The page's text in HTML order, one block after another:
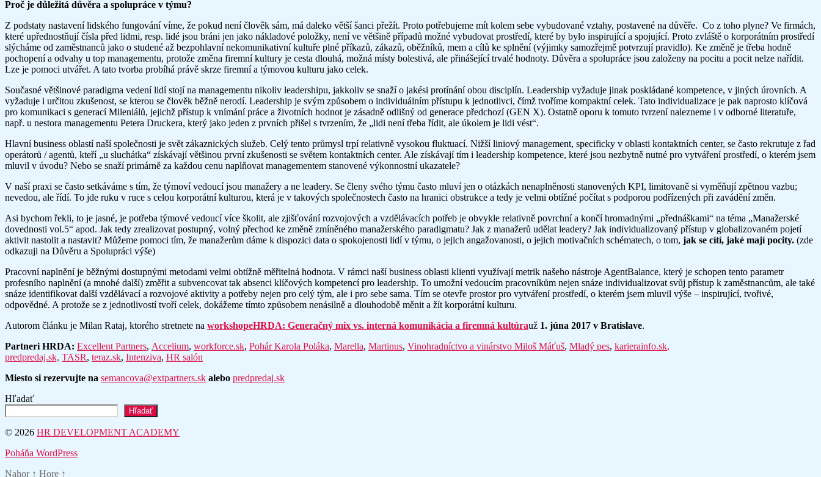
Proč je důležitá důvěra a spolupráce v týmu?
Z podstaty nastavení lidského fungování víme, že pokud není člověk sám, má daleko větší šanci přežít. Proto potřebujeme mít kolem sebe vybudované vztahy, postavené na důvěře. Co z toho plyne? Ve firmách,
které upřednostňují čísla před lidmi, resp. lidé jsou bráni jen jako nákladové položky, není ve většině případů možné vybudovat prostředí, které by bylo inspirující a spojující. Proto zvláště o korporátním prostředí
slýcháme od zaměstnanců jako o studené až bezpohlavní nekomunikativní kultuře plné příkazů, zákazů, oběžníků, mem a cílů ke splnění (výjimky samozřejmě potvrzují pravidlo). Ke změně je třeba hodně
pochopení a odvahy u top managementu, protože změna firemní kultury je cesta dlouhá, možná místy bolestivá, ale přinášející trvalé hodnoty. Důvěra a spolupráce jsou založeny na pocitu a pocit nelze nařídit.
Lze je pomoci utvářet. A tato tvorba probíhá právě skrze firemní a týmovou kulturu jako celek.
Současné většinové paradigma vedení lidí stojí na managementu nikoliv leadershipu, jakkoliv se snaží o jakési protínání obou disciplín. Leadership vyžaduje jinak poskládané kompetence, v jiných úrovních. A
vyžaduje i určitou zkušenost, se kterou se člověk běžně nerodí. Leadership je svým způsobem o individuálním přístupu k jednotlivci, čímž tvoříme kompaktní celek. Tato individualizace je pak naprosto klíčová
pro komunikaci s generací Mileniálů, jejichž přístup k vnímání práce a životních hodnot je zásadně odlišný od generace předchozí (GEN X). Ostatně oporu k tomuto tvrzení nalezneme i v odborné literatuře,
např. u nestora managementu Petera Druckera, který jako jeden z prvních přišel s tvrzením, že „lidi není třeba řídit, ale úkolem je lidi vést“.
Hlavní business oblastí naší společnosti je svět zákaznických služeb. Celý tento průmysl trpí relativně vysokou fluktuací. Nižší liniový management, specificky v oblasti kontaktních center, se často rekrutuje z řad
operátorů / agentů, kteří „u sluchátka“ získávají většinou první zkušenosti se světem kontaktních center. Ale získávají tím i leadership kompetence, které jsou nezbytně nutné pro vytváření prostředí, o kterém jsem
mluvil v úvodu? Nebo se snaží primárně za každou cenu naplňovat managementem stanovené výkonnostní ukazatele?
V naší praxi se často setkáváme s tím, že týmoví vedoucí jsou manažery a ne leadery. Se členy svého týmu často mluví jen o otázkách nenaplněnosti stanovených KPI, limitovaně si vyměňují zpětnou vazbu;
nevedou, ale řídí. To jde ruku v ruce s celou korporátní kulturou, která je v takových společnostech často na hranici obstrukce a tedy je velmi obtížné počítat s podporou podřízených při zavádění změn.
Asi bychom řekli, to je jasné, je potřeba týmové vedoucí více školit, ale zjišťování rozvojových a vzdělávacích potřeb je obvykle relativně povrchní a končí hromadnými „přednáškami“ na téma „Manažerské
dovednosti vol.5“ apod. Jak tedy zrealizovat postupný, volný přechod ke změně zmíněného manažerského paradigmatu? Jak z manažerů udělat leadery? Jak individualizovaný přístup v globalizovaném pojetí
aktivit nastolit a nastavit? Můžeme pomoci tím, že manažerům dáme k dispozici data o spokojenosti lidí v týmu, o jejich angažovanosti, o jejich motivačních schématech, o tom, jak se cítí, jaké mají pocity. (zde
odkazuji na Důvěru a Spolupráci výše)
Pracovní naplnění je běžnými dostupnými metodami velmi obtížně měřitelná hodnota. V rámci naší business oblasti klienti využívají metrik našeho nástroje AgentBalance, který je schopen tento parametr
profesního naplnění (a mnohé další) změřit a subvencovat tak absenci klíčových kompetencí pro leadership. To umožní vedoucím pracovníkům nejen snáze individualizovat svůj přístup k zaměstnancům, ale také
snáze identifikovat další vzdělávací a rozvojové aktivity a potřeby nejen pro celý tým, ale i pro sebe sama. Tím se otevře prostor pro vytváření prostředí, o kterém jsem mluvil výše – inspirující, tvořivé,
odpovědné. A protože se z jednotlivostí tvoří celek, dokážeme tímto způsobem nenásilně a dlouhodobě měnit a žít korporátní kulturu.
Autorom článku je Milan Rataj, ktorého stretnete na workshopeHRDA: Generačný mix vs. interná komunikácia a firemná kultúrauž 1. júna 2017 v Bratislave.
Partneri HRDA: Excellent Partners, Accelium, workforce.sk, Pohár Karola Poláka, Marella, Martinus, Vinohradníctvo a vinárstvo Miloš Máťuš, Mladý pes, karierainfo.sk,
predpredaj.sk, TASR, teraz.sk, Intenziva, HR salón
Miesto si rezervujte na semancova@extpartners.sk alebo predpredaj.sk
Hľadať
Hľadať
© 2026 HR DEVELOPMENT ACADEMY
Poháňa WordPress
Nahor ↑ Hore ↑